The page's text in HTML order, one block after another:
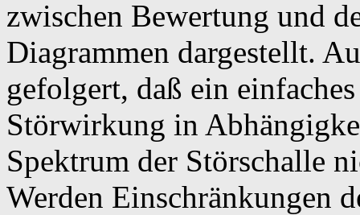
zwischen Bewertung und
Diagrammen dargestellt.
gefolgert, daß ein
Störwirkung in
Spektrum der Störschalle
Werden Einschränkungen